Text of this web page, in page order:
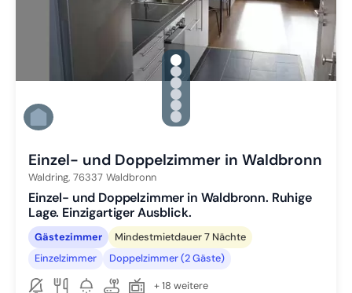
gallery.slide_selector
Zu Slide 1 wechseln
Zu Slide 2 wechseln
Zu Slide 3 wechseln
Zu Slide 4 wechseln
Zu Slide 5 wechseln
Zu Slide 6 wechseln
Einzel- und Doppelzimmer in Waldbronn
Waldring, 76337 Waldbronn
Einzel- und Doppelzimmer in Waldbronn. Ruhige
Lage. Einzigartiger Ausblick.
Gästezimmer
Mindestmietdauer 7 Nächte
Einzelzimmer
Doppelzimmer (2 Gäste)
+ 18 weitere